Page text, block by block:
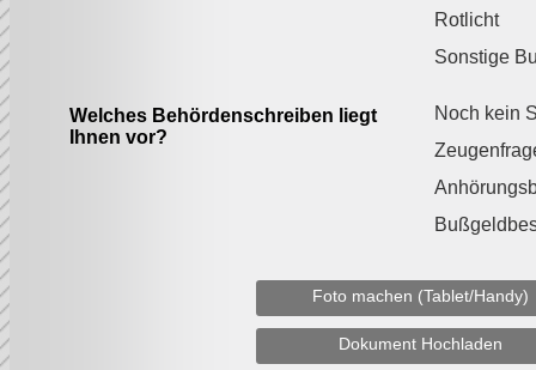
Rotlicht
Sonstige
Welches Behördenschreiben liegt
Ihnen vor?
Noch kein
Foto machen (Tablet/Handy)
Dokument Hochladen